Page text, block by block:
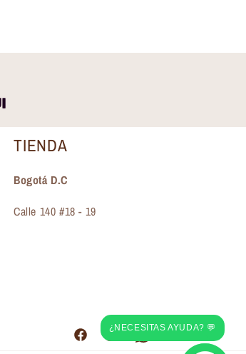
TIENDA
Bogotá D.C
Calle 140 #18 - 19
FacebookInstagramPinterest
¿NECESITAS AYUDA? 💬